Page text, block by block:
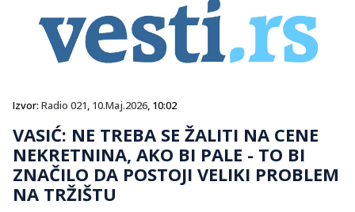
Izvor: Radio 021, 10.Maj.2026, 10:02
VASIĆ: NE TREBA SE ŽALITI NA CENE
NEKRETNINA, AKO BI PALE - TO BI
ZNAČILO DA POSTOJI VELIKI PROBLEM
NA TRŽIŠTU